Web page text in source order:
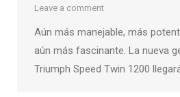
Leave a comment
Aún más manejable, más
aún más fascinante. La nueva
Triumph Speed Twin 1200